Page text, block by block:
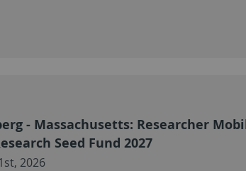
- Massachusetts: Researcher
Seed Fund 2027
2026